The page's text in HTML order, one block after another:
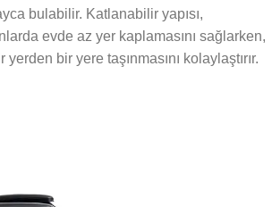
bulabilir. Katlanabilir yapısı,
evde az yer kaplamasını sağlarken,
bir yere taşınmasını kolaylaştırır.